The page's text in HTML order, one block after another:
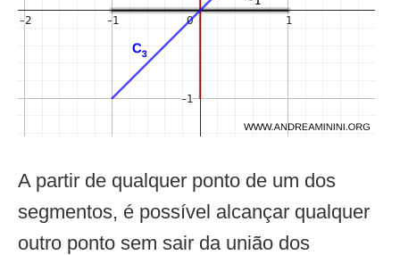
A partir de qualquer ponto de um dos
segmentos, é possível alcançar qualquer
outro ponto sem sair da união dos